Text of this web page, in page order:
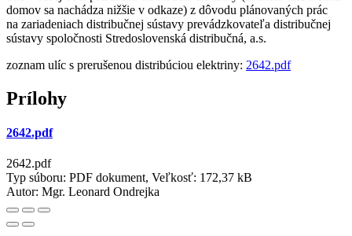
domov sa nachádza nižšie v odkaze) z dôvodu plánovaných prác
na zariadeniach distribučnej sústavy prevádzkovateľa distribučnej
sústavy spoločnosti Stredoslovenská distribučná, a.s.
zoznam ulíc s prerušenou distribúciou elektriny: 2642.pdf
Prílohy
2642.pdf
2642.pdf
Typ súboru: PDF dokument, Veľkosť: 172,37 kB
Autor: Mgr. Leonard Ondrejka